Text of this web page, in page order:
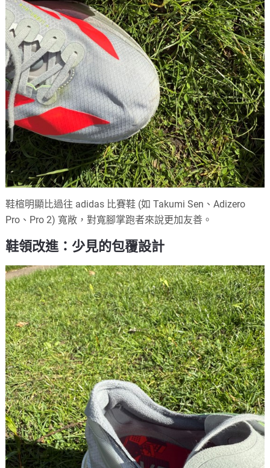
鞋楦明顯比過往 adidas 比賽鞋 (如 Takumi Sen、Adizero
Pro、Pro 2) 寬敞，對寬腳掌跑者來說更加友善。
鞋領改進：少見的包覆設計